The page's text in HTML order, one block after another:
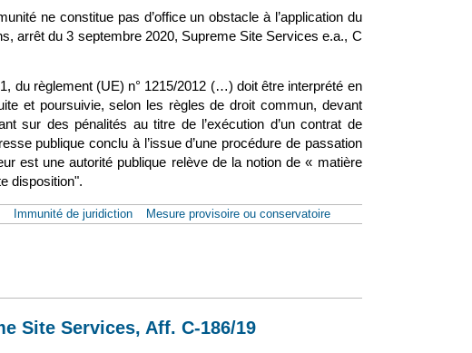
ne constitue pas d’office un obstacle à l’application du
arrêt du 3 septembre 2020, Supreme Site Services e.a., C
1, du règlement (UE) n° 1215/2012 (…) doit être interprété en
et poursuivie, selon les règles de droit commun, devant
sur des pénalités au titre de l’exécution d’un contrat de
publique conclu à l’issue d’une procédure de passation
est une autorité publique relève de la notion de « matière
disposition".
Immunité de juridiction Mesure provisoire ou conservatoire
Site Services, Aff. C-186/19